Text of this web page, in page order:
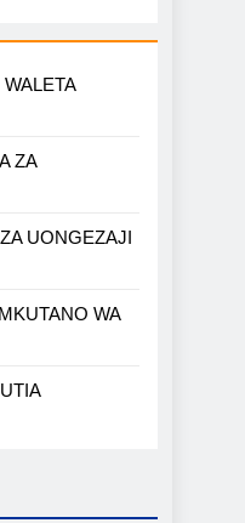
ZA
UONGEZAJI
WA